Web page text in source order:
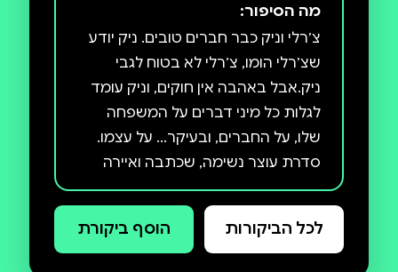
מה הסיפור:
צ׳רלי וניק כבר חברים טובים. ניק יודע
שצ׳רלי הומו, צ׳רלי לא בטוח לגבי
ניק.אבל באהבה אין חוקים, וניק עומד
לגלות כל מיני דברים על המשפחה
שלו, על החברים, ובעיקר... על עצמו.
סדרת עוצר נשימה, שכתבה ואיירה
אליס אוזמן, התחילה כסדרת רשת,
שצברה קהל מעריצים. אחרי הפרסום
כספר היא הפכה לרב־מכר ענק
לכל הביקורות הוסף ביקורת